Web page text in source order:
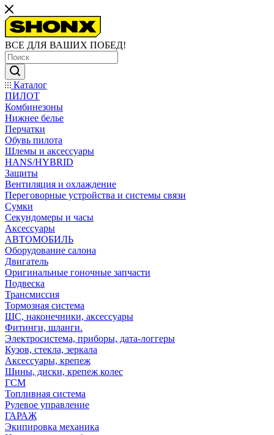
ВСЕ ДЛЯ ВАШИХ ПОБЕД!
Каталог
ПИЛОТ
Комбинезоны
Нижнее белье
Перчатки
Обувь пилота
Шлемы и аксессуары
HANS/HYBRID
Защиты
Вентиляция и охлаждение
Переговорные устройства и системы связи
Сумки
Секундомеры и часы
Аксессуары
АВТОМОБИЛЬ
Оборудование салона
Двигатель
Оригинальные гоночные запчасти
Подвеска
Трансмиссия
Тормозная система
ШС, наконечники, аксессуары
Фитинги, шланги.
Электросистема, приборы, дата-логгеры
Кузов, стекла, зеркала
Аксессуары, крепеж
Шины, диски, крепеж колес
ГСМ
Топливная система
Рулевое управление
ГАРАЖ
Экипировка механика